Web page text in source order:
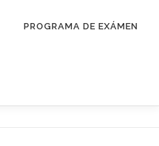
PROGRAMA DE EXÁMEN